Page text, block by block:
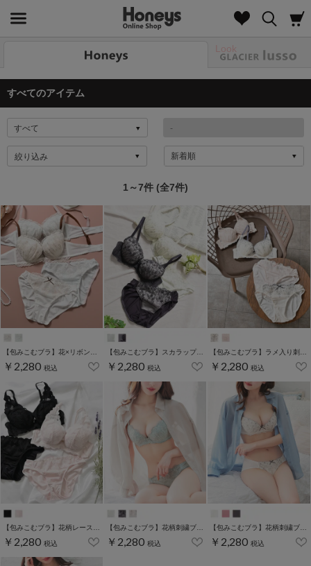
Look
すべてのアイテム
絞り込み
1～7件 (全7件)
￥2,280 税込 ￥2,280 税込 ￥2,280 税込
￥2,280 税込 ￥2,280 税込 ￥2,280 税込